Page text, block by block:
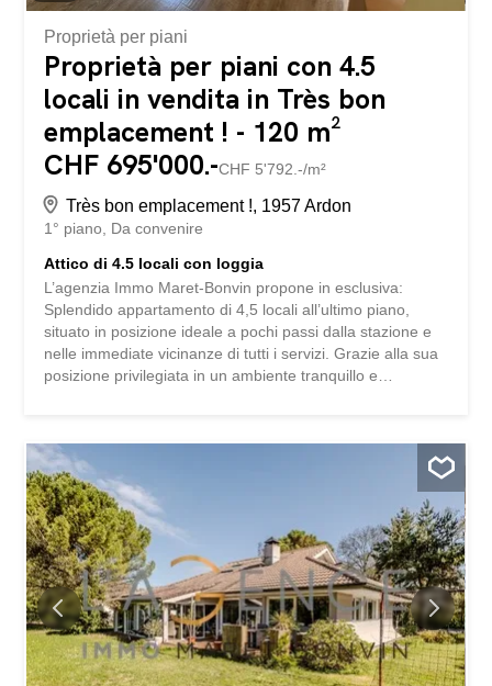
Proprietà per piani
Proprietà per piani con 4.5
locali in vendita in Très bon
emplacement ! - 120 m²
CHF 695'000.-CHF 5'792.-/m²
Très bon emplacement !, 1957 Ardon
1° piano
Da convenire
Attico di 4.5 locali con loggia
L’agenzia Immo Maret-Bonvin propone in esclusiva:
Splendido appartamento di 4,5 locali all’ultimo piano,
situato in posizione ideale a pochi passi dalla stazione e
nelle immediate vicinanze di tutti i servizi. Grazie alla sua
posizione privilegiata in un ambiente tranquillo e
particolarmente funzionale. L’area living è composta da
una cucina moderna aperta su un ampio soggiorno
inondato di luce naturale, che offre un accesso diretto a
una spaziosa loggia. Quest’ultima, vera e propria
estensione dello spazio interno, costituisce un luogo
ideale per godersi le belle giornate in tutta tranquillità.
L’area notte comprende tre camere da letto confortevoli,
perfette per una famiglia o per chiunque desideri disporre
di una camera aggiuntiva o di uno spazio ufficio.
L’appartamento dispone inoltre di due bagni: – Un primo
bagno dotato di WC, lavabo e vasca da bagno. – Un...